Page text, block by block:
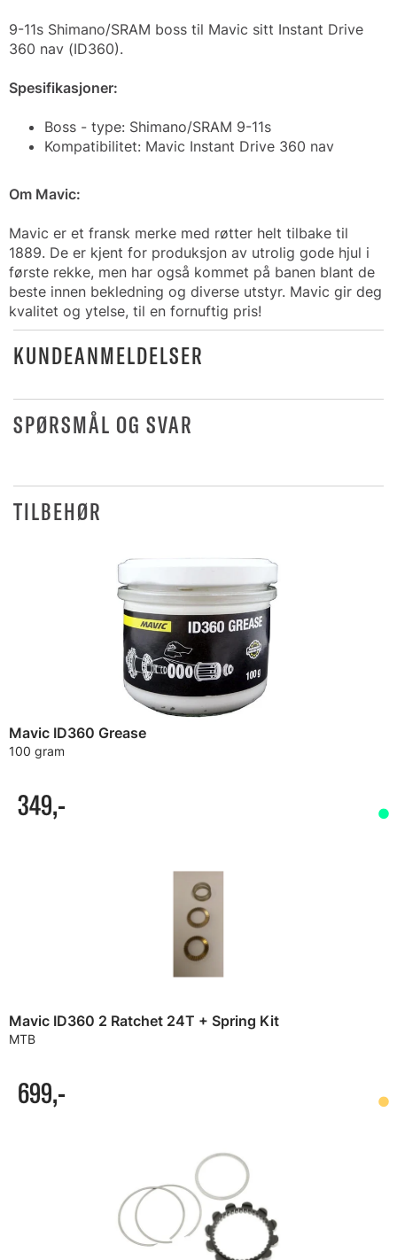
9-11s Shimano/SRAM boss til Mavic sitt Instant Drive
360 nav (ID360).
Spesifikasjoner:
Boss - type: Shimano/SRAM 9-11s
Kompatibilitet: Mavic Instant Drive 360 nav
Om Mavic:
Mavic er et fransk merke med røtter helt tilbake til
1889. De er kjent for produksjon av utrolig gode hjul i
første rekke, men har også kommet på banen blant de
beste innen bekledning og diverse utstyr. Mavic gir deg
kvalitet og ytelse, til en fornuftig pris!
KUNDEANMELDELSER
SPØRSMÅL OG SVAR
TILBEHØR
Mavic ID360 Grease
100 gram
349,-
Mavic ID360 2 Ratchet 24T + Spring Kit
MTB
699,-